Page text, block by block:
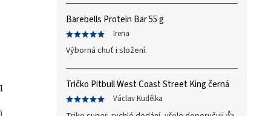
Barebells Protein Bar 55 g
Irena
Výborná chuť i složení.
Tričko Pitbull West Coast Street King černá
Václav Kudělka